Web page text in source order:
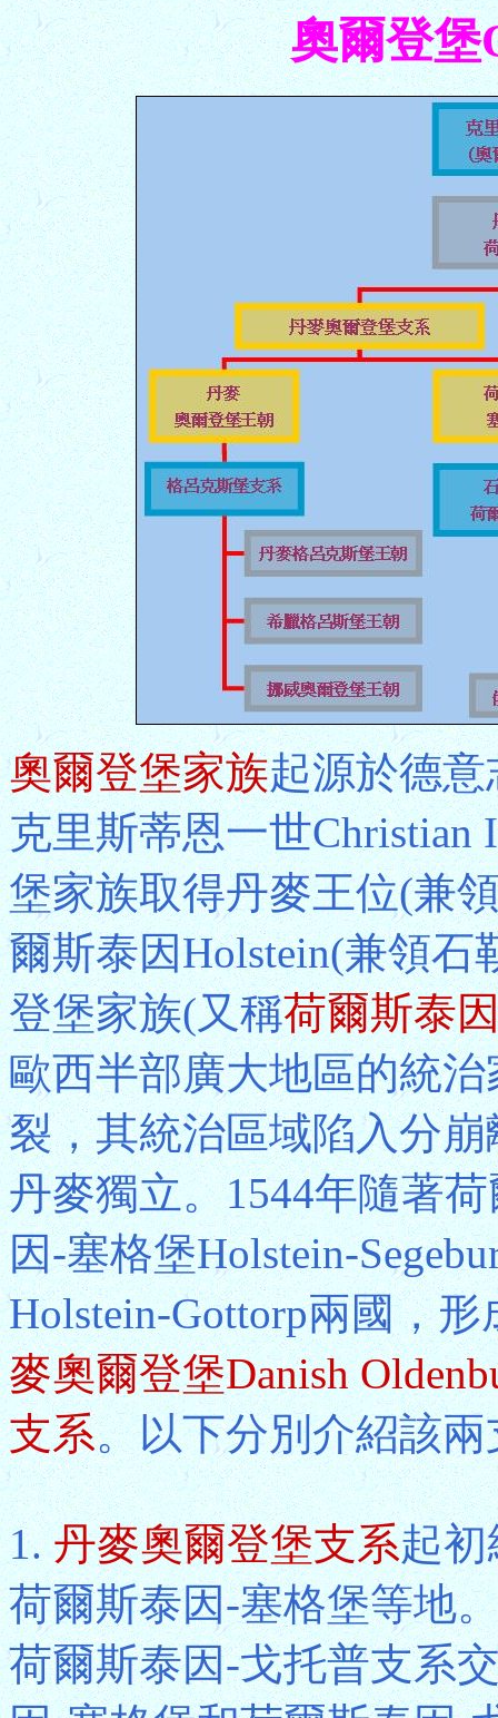
奧爾登堡
奧爾登堡家族起源於德
克里斯蒂恩一世Christian
堡家族取得丹麥王位(兼
爾斯泰因Holstein(兼領石
登堡家族(又稱荷爾斯泰
歐西半部廣大地區的統
裂，其統治區域陷入分
丹麥獨立。1544年隨著
因-塞格堡Holstein-
Holstein-Gottorp兩國，
麥奧爾登堡Danish
支系。以下分別介紹該
1.丹麥奧爾登堡支系起初
荷爾斯泰因-塞格堡等地
荷爾斯泰因-戈托普支系